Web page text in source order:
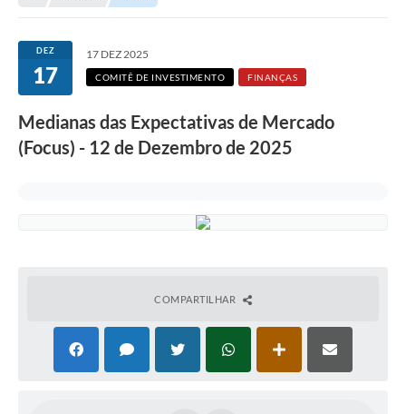
DEZ
17
17 DEZ 2025
COMITÊ DE INVESTIMENTO FINANÇAS
Medianas das Expectativas de Mercado
(Focus) - 12 de Dezembro de 2025
COMPARTILHAR